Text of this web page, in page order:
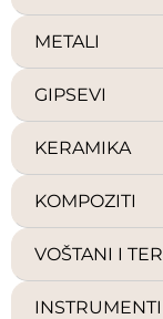
METALI
GIPSEVI
KERAMIKA
KOMPOZITI
VOŠTANI I